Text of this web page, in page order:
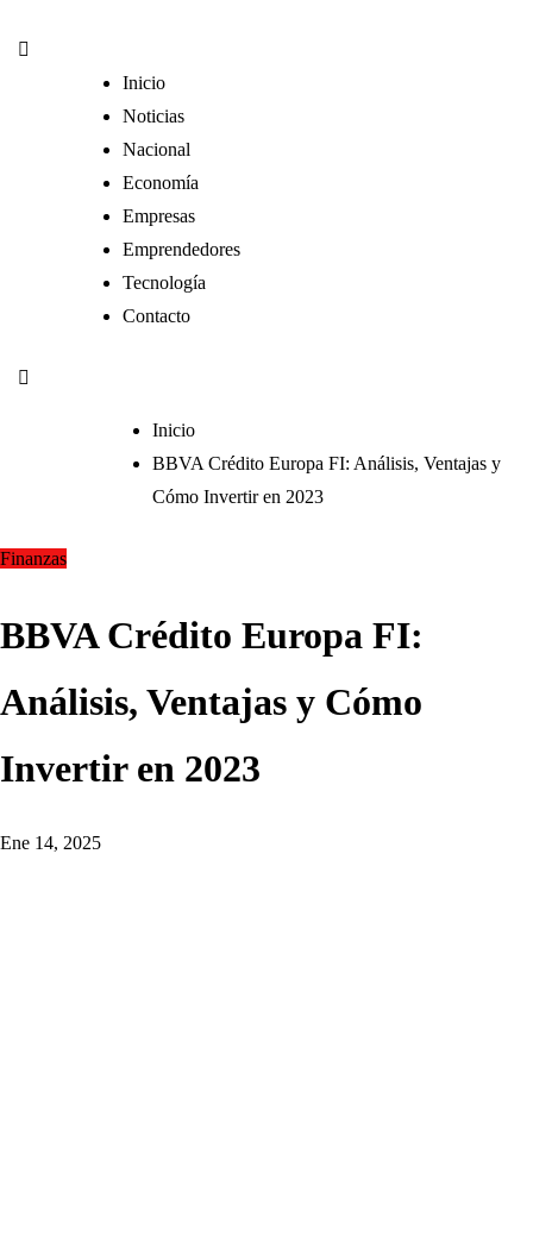
Inicio
Noticias
Nacional
Economía
Empresas
Emprendedores
Tecnología
Contacto
Inicio
BBVA Crédito Europa FI: Análisis, Ventajas y
Cómo Invertir en 2023
Finanzas
BBVA Crédito Europa FI:
Análisis, Ventajas y Cómo
Invertir en 2023
Ene 14, 2025